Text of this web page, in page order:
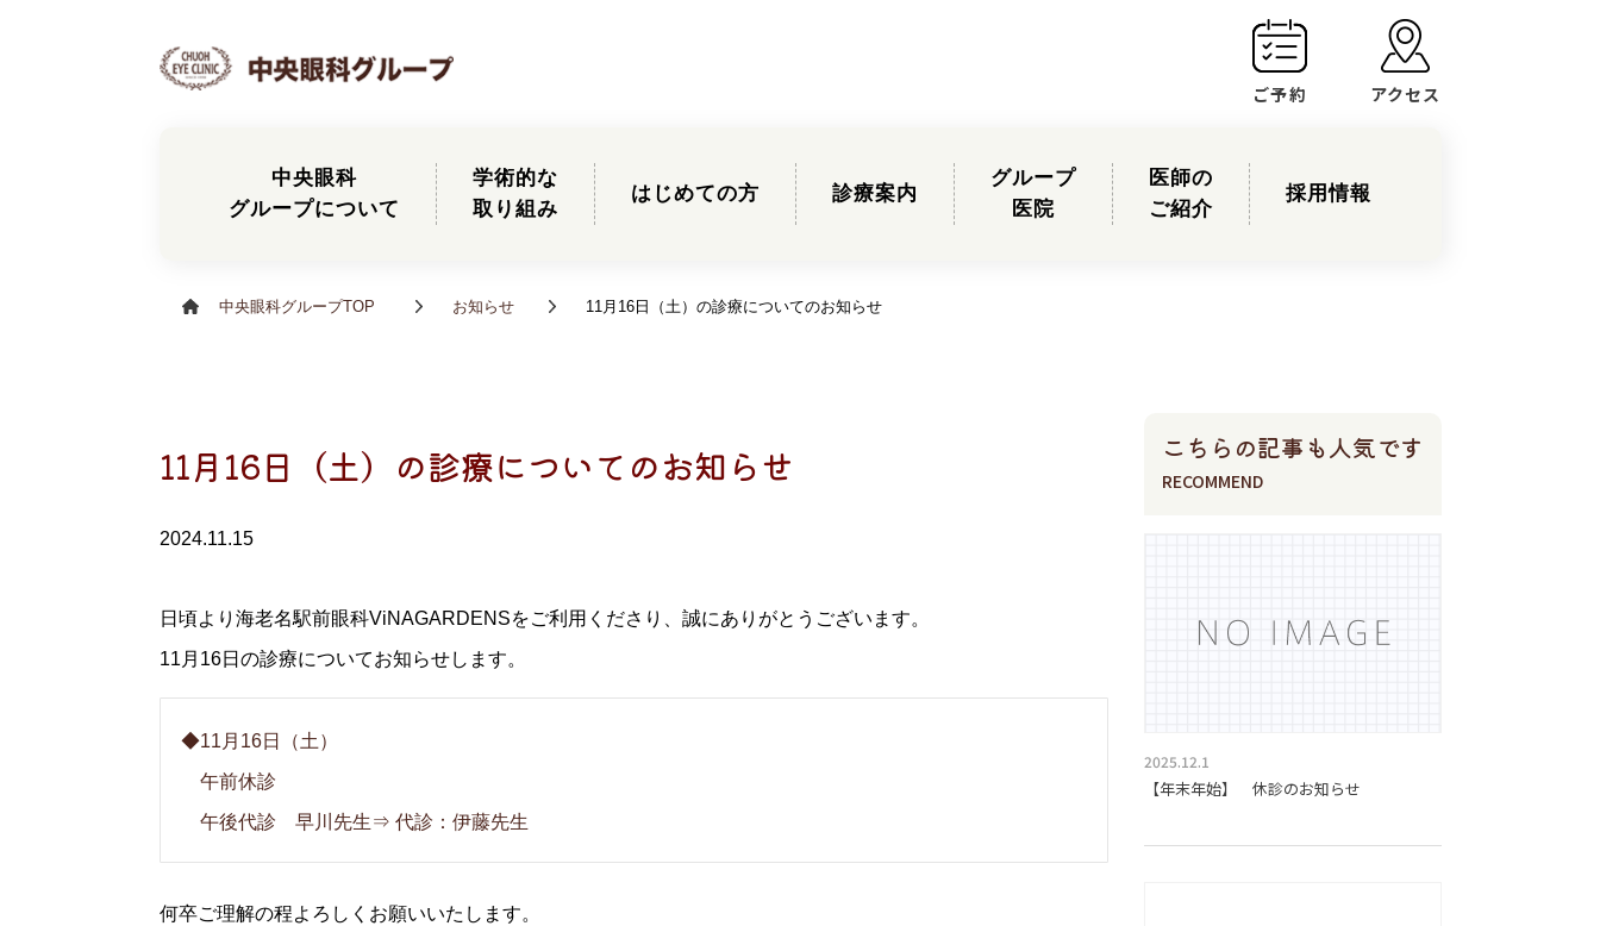
ご予約 アクセス
中央眼科
グループについて
学術的な
取り組み
はじめての方 診療案内
グループ
医院
医師の
ご紹介
採用情報
中央眼科グループTOP お知らせ 11月16日（土）の診療についてのお知らせ
11月16日（土）の診療についてのお知らせ
2024.11.15
日頃より海老名駅前眼科ViNAGARDENSをご利用くださり、誠にありがとうございます。
11月16日の診療についてお知らせします。
◆11月16日（土）
午前休診
午後代診 早川先生⇒ 代診：伊藤先生
何卒ご理解の程よろしくお願いいたします。
こちらの記事も人気です
RECOMMEND
2025.12.1
【年末年始】 休診のお知らせ